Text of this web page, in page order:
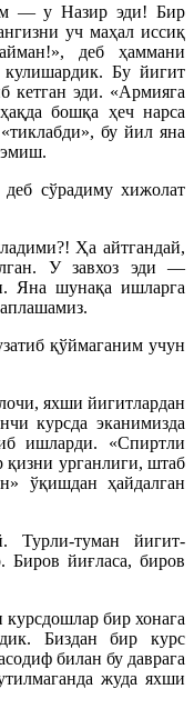
— у Назир эди! Бир
уч маҳал иссиқ
деб ҳаммани
Бу йигит
кетган эди. «Армияга
бошқа ҳеч нарса
бу йил яна
эмиш.
сўрадиму хижолат
Ҳа айтгандай,
У завхоз эди —
Яна шунақа ишларга
қўймаганим учун
яхши йигитлардан
курсда эканимизда
ишларди. «Спиртли
қизни урганлиги, штаб
ўқишдан ҳайдалган
Турли-туман йигит-
Биров йиғласа, биров
бир хонага
Биздан бир курс
билан бу даврага
жуда яхши